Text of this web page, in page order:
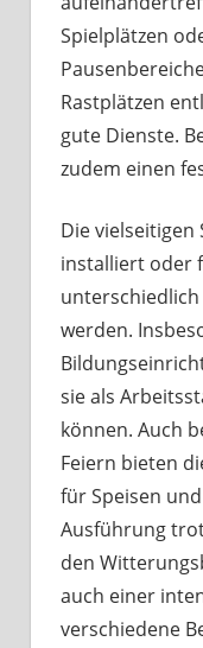
Spielplätzen
Rastplätzen
gute Dienste.
zudem einen
Die
installiert oder
werden.
sie als
können. Auch
Feiern bieten
für Speisen
Ausführung
den
auch einer
verschiedene